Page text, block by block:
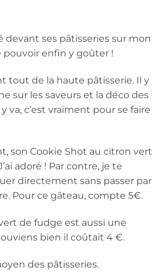
devant ses pâtisseries sur mon
pouvoir enfin y goûter !
tout de la haute pâtisserie. Il y
sur les saveurs et la déco des
va, c’est vraiment pour se faire
son Cookie Shot au citron vert
adoré ! Par contre, je te
directement sans passer par
Pour ce gâteau, compte 5€.
de fudge est aussi une
bien il coûtait 4 €.
des pâtisseries.